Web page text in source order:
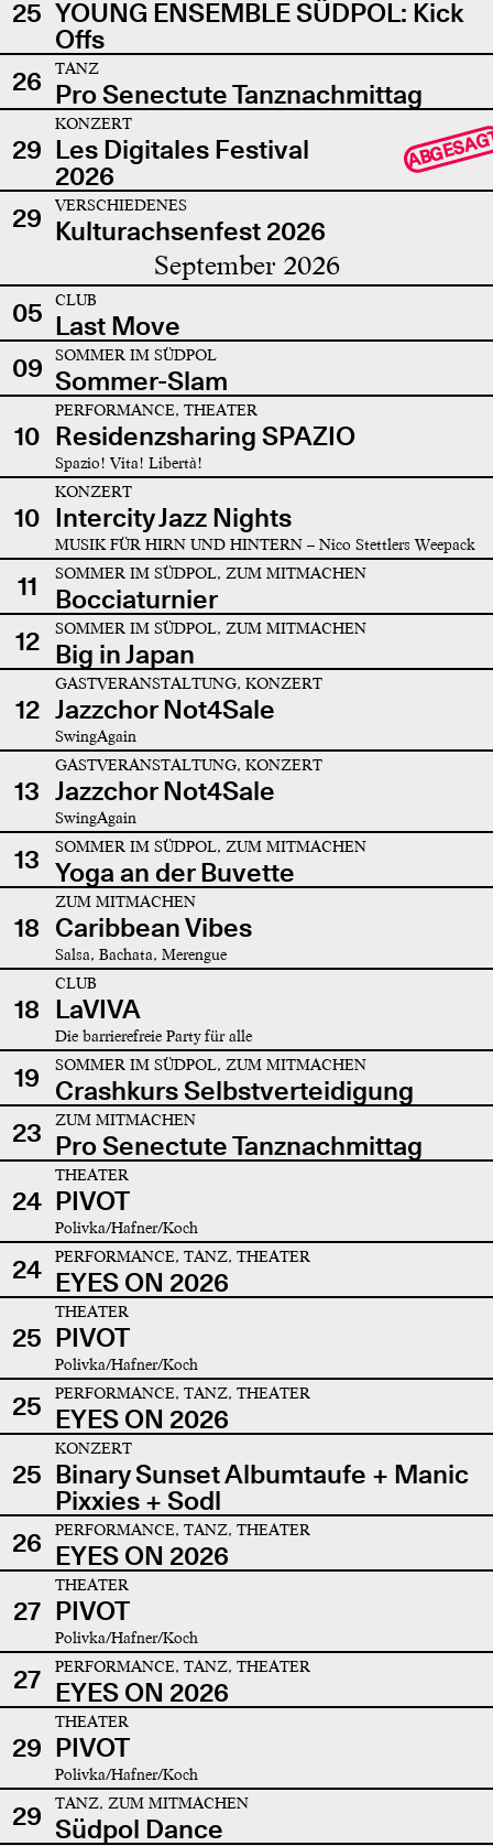
25 YOUNG ENSEMBLE SÜDPOL: Kick
Offs
26
TANZ
Pro Senectute Tanznachmittag
29
KONZERT
Les Digitales Festival
2026
29 VERSCHIEDENES
Kulturachsenfest 2026
September 2026
05 CLUB
Last Move
09
SOMMER IM SÜDPOL
Sommer-Slam
10
PERFORMANCE, THEATER
Residenzsharing SPAZIO
Spazio! Vita! Libertà!
10
KONZERT
Intercity Jazz Nights
MUSIK FÜR HIRN UND HINTERN – Nico Stettlers Weepack
11 SOMMER IM SÜDPOL, ZUM MITMACHEN
Bocciaturnier
12
SOMMER IM SÜDPOL, ZUM MITMACHEN
Big in Japan
12
GASTVERANSTALTUNG, KONZERT
Jazzchor Not4Sale
SwingAgain
13
GASTVERANSTALTUNG, KONZERT
Jazzchor Not4Sale
SwingAgain
13 SOMMER IM SÜDPOL, ZUM MITMACHEN
Yoga an der Buvette
18
ZUM MITMACHEN
Caribbean Vibes
Salsa, Bachata, Merengue
18
CLUB
LaVIVA
Die barrierefreie Party für alle
19 SOMMER IM SÜDPOL, ZUM MITMACHEN
Crashkurs Selbstverteidigung
23
ZUM MITMACHEN
Pro Senectute Tanznachmittag
24
THEATER
PIVOT
Polivka/Hafner/Koch
24 PERFORMANCE, TANZ, THEATER
EYES ON 2026
25
THEATER
PIVOT
Polivka/Hafner/Koch
25 PERFORMANCE, TANZ, THEATER
EYES ON 2026
25
KONZERT
Binary Sunset Albumtaufe + Manic
Pixxies + Sodl
26
PERFORMANCE, TANZ, THEATER
EYES ON 2026
27
THEATER
PIVOT
Polivka/Hafner/Koch
27 PERFORMANCE, TANZ, THEATER
EYES ON 2026
29
THEATER
PIVOT
Polivka/Hafner/Koch
29 TANZ, ZUM MITMACHEN
Südpol Dance